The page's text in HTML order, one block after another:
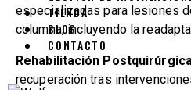
TIENDA
BLOG
CONTACTO
especializadas para lesiones
columna, incluyendo la
Rehabilitación
recuperación tras